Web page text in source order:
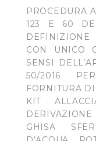
PROCEDURA
123 E 60
CON UNICO
SENSI
50/2016
FORNITURA
KIT
GHISA